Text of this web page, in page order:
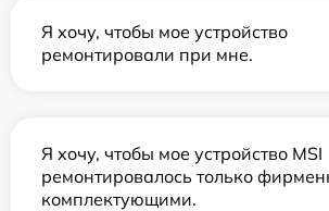
Я хочу, чтобы мое устройство
ремонтировали при мне.
Я хочу, чтобы мое устройство MSI
ремонтировалось только
комплектующими.